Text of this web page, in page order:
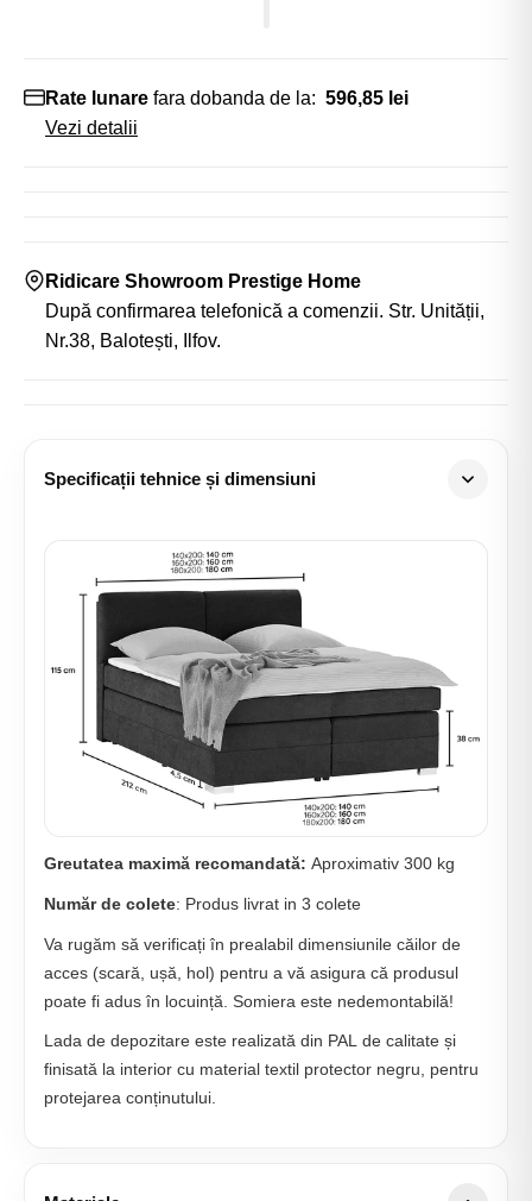
Rate lunare fara dobanda de la: 596,85 lei
Vezi detalii
Ridicare Showroom Prestige Home
După confirmarea telefonică a comenzii. Str. Unității,
Nr.38, Balotești, Ilfov.
Specificații tehnice și dimensiuni
Greutatea maximă recomandată: Aproximativ 300 kg
Număr de colete: Produs livrat in 3 colete
Va rugăm să verificați în prealabil dimensiunile căilor de
acces (scară, ușă, hol) pentru a vă asigura că produsul
poate fi adus în locuință. Somiera este nedemontabilă!
Lada de depozitare este realizată din PAL de calitate și
finisată la interior cu material textil protector negru, pentru
protejarea conținutului.